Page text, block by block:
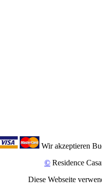
Wir akzeptieren
© Residence
Diese Webseite